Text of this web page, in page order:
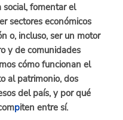
social, fomentar el
sectores económicos
o, incluso, ser un motor
y de comunidades
cómo funcionan el
al patrimonio, dos
del país, y por qué
piten entre sí.